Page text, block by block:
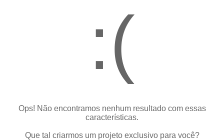
:(
Ops! Não encontramos nenhum resultado com essas
características.
Que tal criarmos um projeto exclusivo para você?